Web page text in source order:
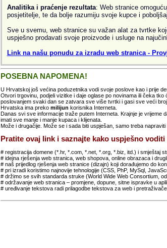
Analitika i praćenje rezultata: Web stranice
posjetitelje, te da bolje razumiju svoje kupce i
Sve u svemu, web stranice su važan alat za tvrtke
uspješno prodavati svoje proizvode i usluge na
Link na našu ponudu za izradu web stranica -
POSEBNA NAPOMENA!
U Hrvatskoj još većina poduzetnika vodi svoje poslove kao i prije
Otvori trgovinu, podjeli vizitke i daje oglase po novinama ili čeka
poslovanjem svaki dan se zatvara sve više tvrtki i gasi sve veći
Hrvatska ima preko milijun korisnika Interneta.
Danas svi sve informacije traže putem Interneta. Krajnje je vrijeme
imati sve manje i manje kupaca i klijenata.
Može i drugačije. Može se i sada biti uspješan, samo treba
Pratite ovaj link i saznajte kako uspješno voditi
# registracija domene (*.hr, *.com, *.net, *.org, *.biz, itd.) i smještaj
# idejna rješenja web stranica, web shopova, online obrazaca i
# naš prijedlog rješenja web stranice (dizajn) koji dorađujemo do
# pri izradi koristimo najnovije tehnologije (CSS, PhP, MySql,
# držimo se svih standarda struke (World Wide Web Consortium,
# održavanje web stranica – promjene, dopune, sitne ispravke u
# uređivanje tekstova radi prilagodbe tekstova za web i pretraživače